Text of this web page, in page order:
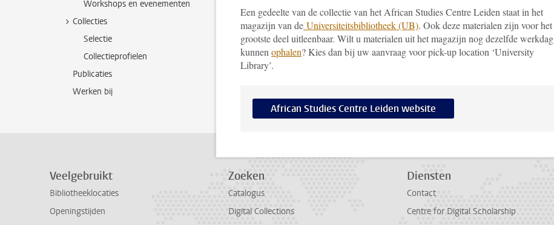
Workshops en evenementen
Collecties
Selectie
Collectieprofielen
Publicaties
Werken bij
Een gedeelte van de collectie van het African Studies Centre Leiden staat in het
magazijn van de Universiteitsbibliotheek (UB). Ook deze materialen zijn voor het
grootste deel uitleenbaar. Wilt u materialen uit het magazijn nog dezelfde werkdag
kunnen ophalen? Kies dan bij uw aanvraag voor pick-up location ‘University
Library’.
African Studies Centre Leiden website
Veelgebruikt
Bibliotheeklocaties
Openingstijden
Zoeken
Catalogus
Digital Collections
Diensten
Contact
Centre for Digital Scholarship